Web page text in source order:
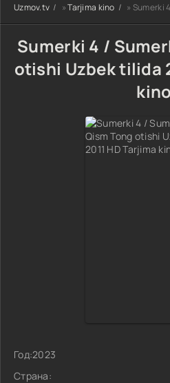
Uzmov.tv »Tarjima kino » Sumerki 4 /
Sumerki 4 /
otishi Uzbek tilida
kino
Год:2023
Страна: